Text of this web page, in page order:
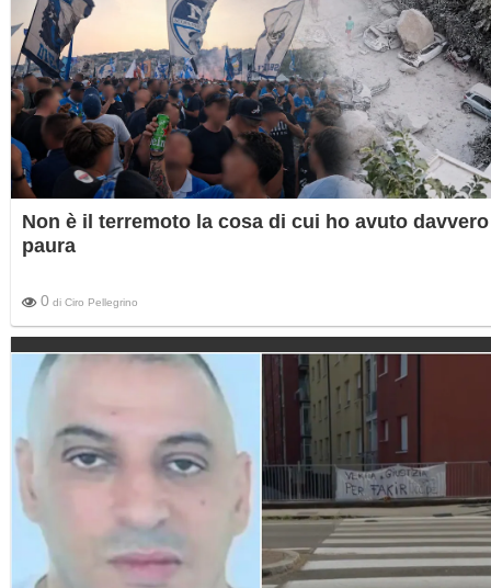
Non è il terremoto la cosa di cui ho avuto davvero
paura
0 di Ciro Pellegrino